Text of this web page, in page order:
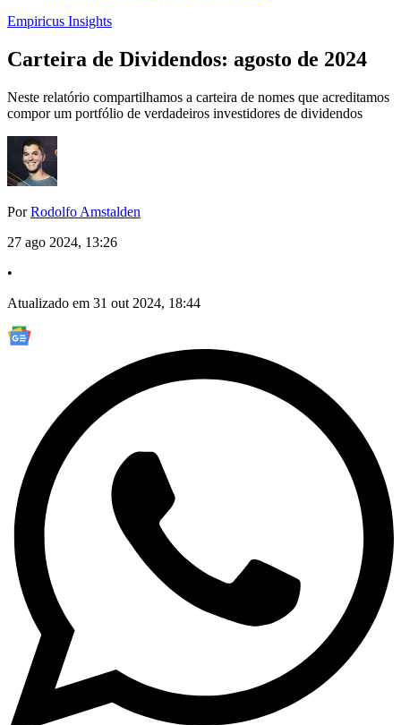
Empiricus Insights
Carteira de Dividendos: agosto de 2024
Neste relatório compartilhamos a carteira de nomes que acreditamos
compor um portfólio de verdadeiros investidores de dividendos
PorRodolfo Amstalden
27 ago 2024, 13:26
•
Atualizado em 31 out 2024, 18:44